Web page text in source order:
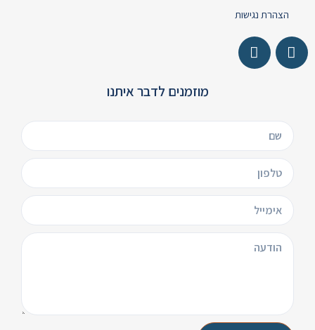
הצהרת נגישות
מוזמנים לדבר איתנו